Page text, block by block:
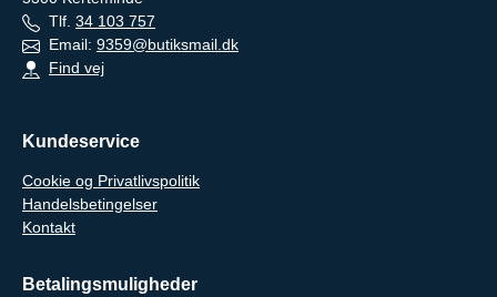
Tlf. 34 103 757
Email: 9359@butiksmail.dk
Find vej
Kundeservice
Cookie og Privatlivspolitik
Handelsbetingelser
Kontakt
Betalingsmuligheder